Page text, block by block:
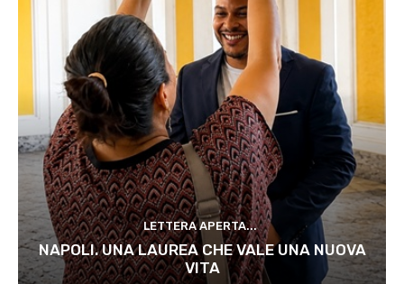
LETTERA APERTA...
NAPOLI. UNA LAUREA CHE VALE UNA NUOVA
VITA